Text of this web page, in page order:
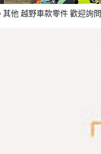
其他 越野車款零件 歡迎詢問